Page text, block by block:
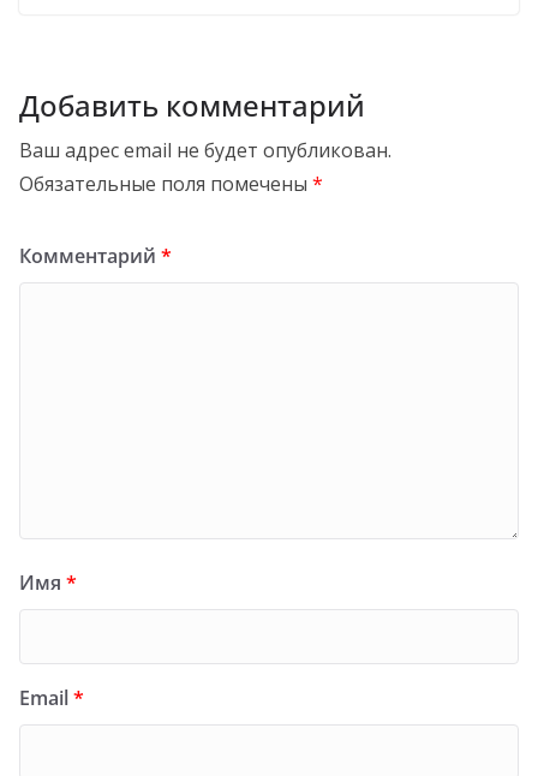
Добавить комментарий
Ваш адрес email не будет опубликован.
Обязательные поля помечены *
Комментарий *
Имя *
Email*